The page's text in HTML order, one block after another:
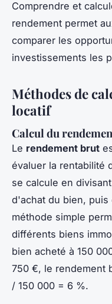
Comprendre et
rendement permet
comparer les
investissements les
Méthodes de
locatif
Calcul du
Le rendement brut
évaluer la rentabilité
se calcule en
d'achat du bien, puis
méthode simple
différents biens
bien acheté à 150
750 €, le rendement
/ 150 000 = 6 %.